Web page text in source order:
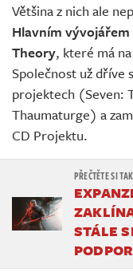
Většina z nich ale
Hlavním
Theory, které má
Společnost už dříve
projektech (Seven:
Thaumaturge) a
CD Projektu.
STÁLE